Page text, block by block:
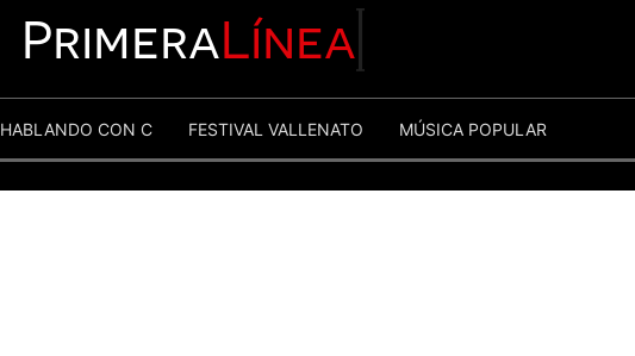
PrimeraLínea
HABLANDO CON C FESTIVAL VALLENATO MÚSICA POPULAR